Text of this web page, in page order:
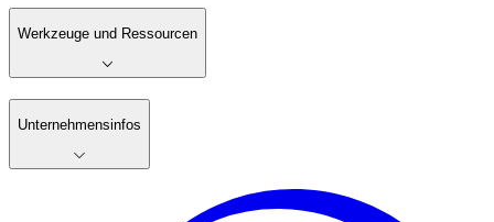
Werkzeuge und Ressourcen
Unternehmensinfos